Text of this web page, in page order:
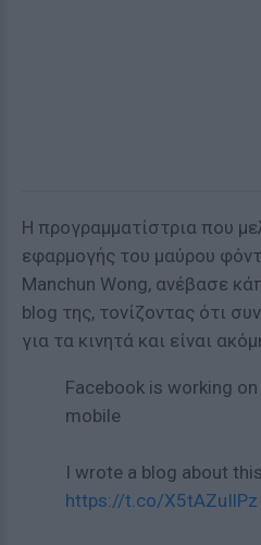
Η προγραμματίστρια που
εφαρμογής του μαύρου
Manchun Wong, ανέβασε
blog της, τονίζοντας ότι
για τα κινητά και είναι
Facebook is working
mobile
I wrote a blog about
https://t.co/X5tAZuIlPz